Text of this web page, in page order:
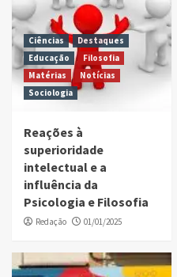
Ciências
Destaques
Educação
Filosofia
Matérias
Notícias
Sociologia
Reações à
superioridade
intelectual e a
influência da
Psicologia e Filosofia
Redação 01/01/2025